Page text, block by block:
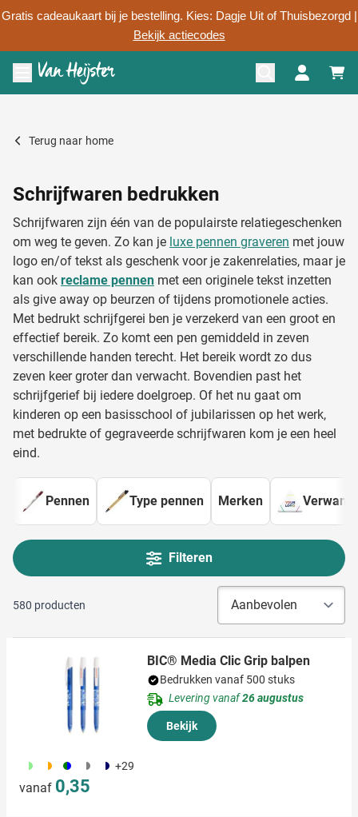
Gratis cadeaukaart bij je bestelling. Kies: Dagje Uit of Thuisbezorgd |
Bekijk actiecodes
Ga naar de inhoud
Menu openen
Terug naar home
Schrijfwaren bedrukken
Schrijfwaren zijn één van de populairste relatiegeschenken
om weg te geven. Zo kan je luxe pennen graveren met jouw
logo en/of tekst als geschenk voor je zakenrelaties, maar je
kan ook reclame pennen met een originele tekst inzetten
als give away op beurzen of tijdens promotionele acties.
Met bedrukt schrijfgerei ben je verzekerd van een groot en
effectief bereik. Zo komt een pen gemiddeld in zeven
verschillende handen terecht. Het bereik wordt zo dus
zeven keer groter dan verwacht. Bovendien past het
schrijfgerief bij iedere doelgroep. Of het nu gaat om
kinderen op een basisschool of jubilarissen op het werk,
met bedrukte of gegraveerde schrijfwaren kom je een heel
eind.
Pennen Type pennen Merken
Filteren
580 producten
191 192 193 197 055 +29
vanaf 0,35
BIC® Media Clic Grip balpen
Bedrukken vanaf 500 stuks
Levering vanaf26 augustus
Bekijk